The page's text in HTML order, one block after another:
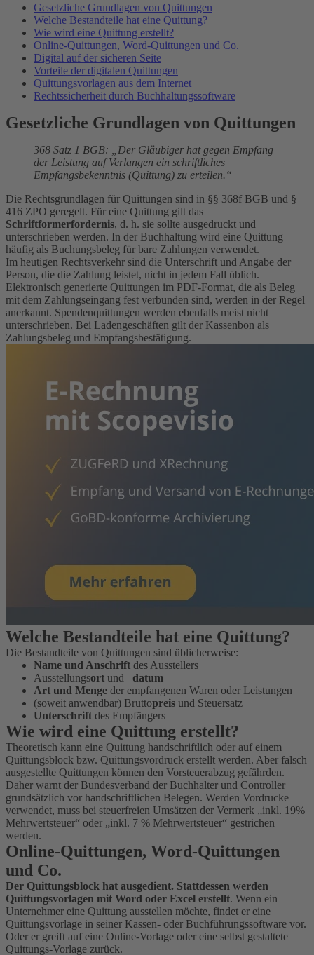
Gesetzliche Grundlagen von Quittungen
Welche Bestandteile hat eine Quittung?
Wie wird eine Quittung erstellt?
Online-Quittungen, Word-Quittungen und Co.
Digital auf der sicheren Seite
Vorteile der digitalen Quittungen
Quittungsvorlagen aus dem Internet
Rechtssicherheit durch Buchhaltungssoftware
Gesetzliche Grundlagen von Quittungen
368 Satz 1 BGB: „Der Gläubiger hat gegen Empfang
der Leistung auf Verlangen ein schriftliches
Empfangsbekenntnis (Quittung) zu erteilen.“
Die Rechtsgrundlagen für Quittungen sind in §§ 368f BGB und §
416 ZPO geregelt. Für eine Quittung gilt das
Schriftformerfordernis, d. h. sie sollte ausgedruckt und
unterschrieben werden. In der Buchhaltung wird eine Quittung
häufig als Buchungsbeleg für bare Zahlungen verwendet.
Im heutigen Rechtsverkehr sind die Unterschrift und Angabe der
Person, die die Zahlung leistet, nicht in jedem Fall üblich.
Elektronisch generierte Quittungen im PDF-Format, die als Beleg
mit dem Zahlungseingang fest verbunden sind, werden in der Regel
anerkannt. Spendenquittungen werden ebenfalls meist nicht
unterschrieben. Bei Ladengeschäften gilt der Kassenbon als
Zahlungsbeleg und Empfangsbestätigung.
Welche Bestandteile hat eine Quittung?
Die Bestandteile von Quittungen sind üblicherweise:
Name und Anschrift des Ausstellers
Ausstellungsort und –datum
Art und Menge der empfangenen Waren oder Leistungen
(soweit anwendbar) Bruttopreis und Steuersatz
Unterschrift des Empfängers
Wie wird eine Quittung erstellt?
Theoretisch kann eine Quittung handschriftlich oder auf einem
Quittungsblock bzw. Quittungsvordruck erstellt werden. Aber falsch
ausgestellte Quittungen können den Vorsteuerabzug gefährden.
Daher warnt der Bundesverband der Buchhalter und Controller
grundsätzlich vor handschriftlichen Belegen. Werden Vordrucke
verwendet, muss bei steuerfreien Umsätzen der Vermerk „inkl. 19%
Mehrwertsteuer“ oder „inkl. 7 % Mehrwertsteuer“ gestrichen
werden.
Online-Quittungen, Word-Quittungen
und Co.
Der Quittungsblock hat ausgedient. Stattdessen werden
Quittungsvorlagen mit Word oder Excel erstellt. Wenn ein
Unternehmer eine Quittung ausstellen möchte, findet er eine
Quittungsvorlage in seiner Kassen- oder Buchführungssoftware vor.
Oder er greift auf eine Online-Vorlage oder eine selbst gestaltete
Quittungs-Vorlage zurück.